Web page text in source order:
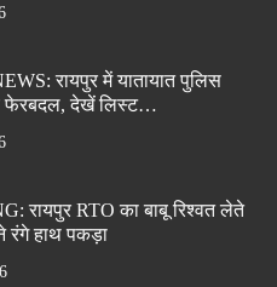
रायपुर में यातायात पुलिस
फेरबदल, देखें लिस्ट…
रायपुर RTO का बाबू रिश्वत लेते
रंगे हाथ पकड़ा